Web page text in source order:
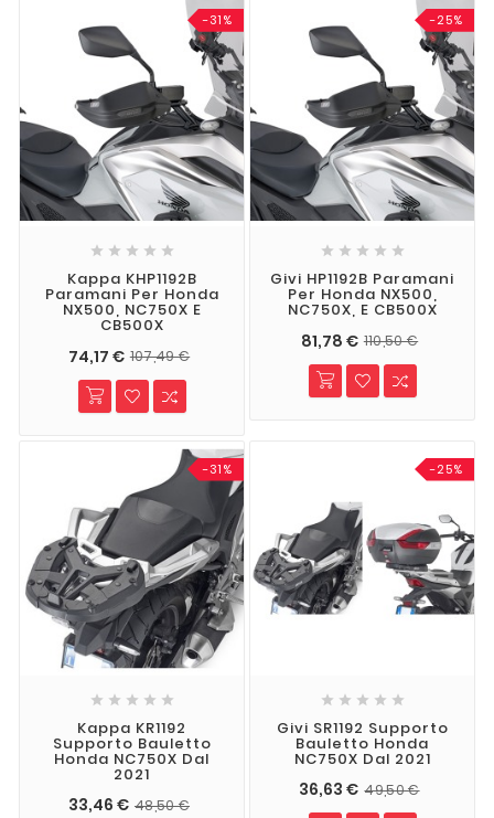
-31%
    
Kappa KHP1192B
Paramani Per Honda
NX500, NC750X E
CB500X
74,17 € 107,49 €
-25%
    
Givi HP1192B Paramani
Per Honda NX500,
NC750X, E CB500X
81,78 € 110,50 €
-31%
    
Kappa KR1192
Supporto Bauletto
Honda NC750X Dal
2021
33,46 € 48,50 €
-25%
    
Givi SR1192 Supporto
Bauletto Honda
NC750X Dal 2021
36,63 € 49,50 €